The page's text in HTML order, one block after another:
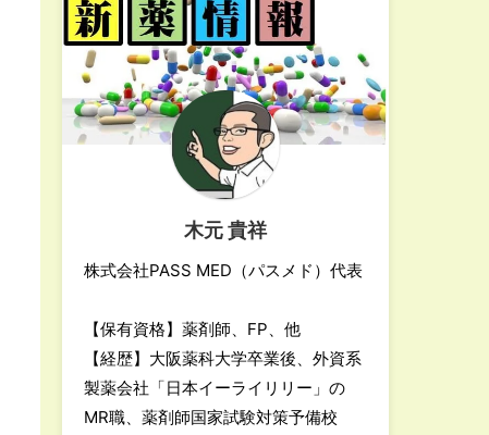
木元 貴祥
株式会社PASS MED（パスメド）代表
【保有資格】薬剤師、FP、他
【経歴】大阪薬科大学卒業後、外資系
製薬会社「日本イーライリリー」の
MR職、薬剤師国家試験対策予備校